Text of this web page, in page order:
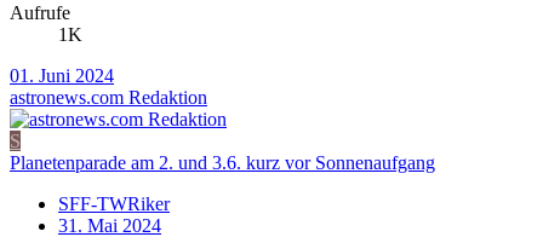
Aufrufe
1K
01. Juni 2024
astronews.com Redaktion
S
Planetenparade am 2. und 3.6. kurz vor Sonnenaufgang
SFF-TWRiker
31. Mai 2024